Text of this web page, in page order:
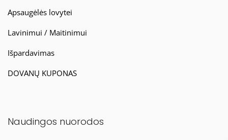
Apsaugėlės lovytei
Lavinimui / Maitinimui
Išpardavimas
DOVANŲ KUPONAS
Naudingos nuorodos